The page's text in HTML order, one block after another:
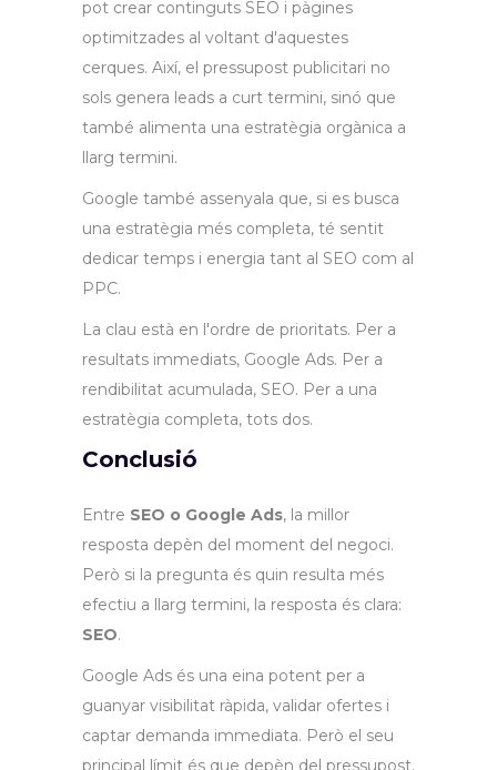
pot crear continguts SEO i pàgines
optimitzades al voltant d'aquestes
cerques. Així, el pressupost publicitari no
sols genera leads a curt termini, sinó que
també alimenta una estratègia orgànica a
llarg termini.
Google també assenyala que, si es busca
una estratègia més completa, té sentit
dedicar temps i energia tant al SEO com al
PPC.
La clau està en l'ordre de prioritats. Per a
resultats immediats, Google Ads. Per a
rendibilitat acumulada, SEO. Per a una
estratègia completa, tots dos.
Conclusió
Entre SEO o Google Ads, la millor
resposta depèn del moment del negoci.
Però si la pregunta és quin resulta més
efectiu a llarg termini, la resposta és clara:
SEO.
Google Ads és una eina potent per a
guanyar visibilitat ràpida, validar ofertes i
captar demanda immediata. Però el seu
principal límit és que depèn del pressupost.